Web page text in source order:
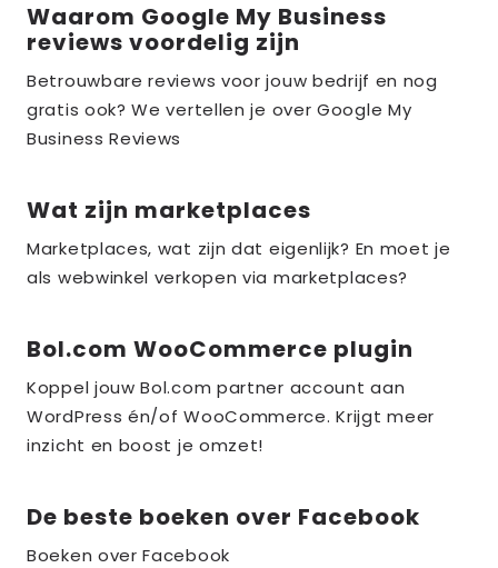
Lees
meer
over
the_title;
Waarom Google My Business
reviews voordelig zijn
Betrouwbare reviews voor jouw bedrijf en nog
gratis ook? We vertellen je over Google My
Business Reviews
Lees
meer
over
Wat zijn marketplaces
Marketplaces, wat zijn dat eigenlijk? En moet je
als webwinkel verkopen via marketplaces?
Lees
meer
over
the_title;
Bol.com WooCommerce plugin
Koppel jouw Bol.com partner account aan
WordPress én/of WooCommerce. Krijgt meer
inzicht en boost je omzet!
Lees
meer
De beste boeken over Facebook
Boeken over Facebook